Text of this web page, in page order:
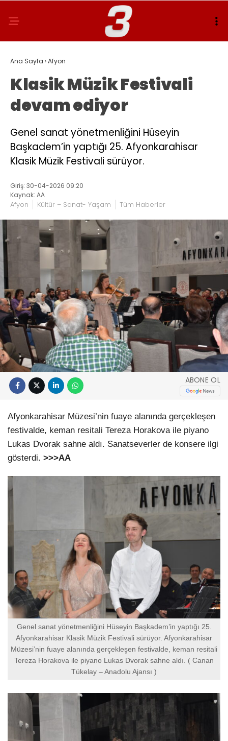
Ana Sayfa ›Afyon
Klasik Müzik Festivali
devam ediyor
Genel sanat yönetmenliğini Hüseyin
Başkadem’in yaptığı 25. Afyonkarahisar
Klasik Müzik Festivali sürüyor.
Giriş: 30-04-2026 09:20
Kaynak: AA
Afyon Kültür – Sanat- Yaşam Tüm Haberler
ABONE OL
Afyonkarahisar Müzesi’nin fuaye alanında gerçekleşen
festivalde, keman resitali Tereza Horakova ile piyano
Lukas Dvorak sahne aldı. Sanatseverler de konsere ilgi
gösterdi. >>>AA
Genel sanat yönetmenliğini Hüseyin Başkadem’in yaptığı 25.
Afyonkarahisar Klasik Müzik Festivali sürüyor. Afyonkarahisar
Müzesi’nin fuaye alanında gerçekleşen festivalde, keman resitali
Tereza Horakova ile piyano Lukas Dvorak sahne aldı. ( Canan
Tükelay – Anadolu Ajansı )